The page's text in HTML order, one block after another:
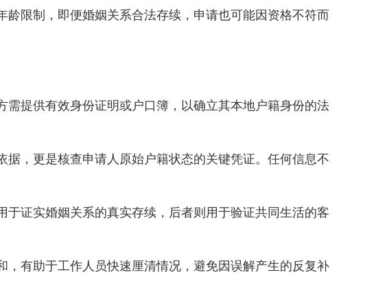
限制，即便婚姻关系合法存续，申请也可能因资格不符而
提供有效身份证明或户口簿，以确立其本地户籍身份的法
，更是核查申请人原始户籍状态的关键凭证。任何信息不
于证实婚姻关系的真实存续，后者则用于验证共同生活的客
有助于工作人员快速厘清情况，避免因误解产生的反复补